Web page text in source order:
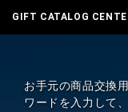
GIFT CATALOG
お手元の商品交換
ワードを入力して